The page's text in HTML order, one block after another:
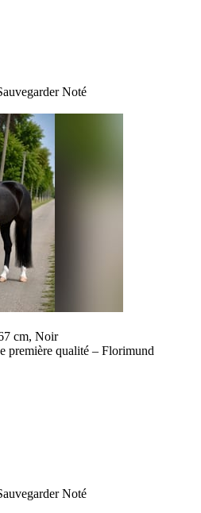
Noté
cm, Noir
première qualité – Florimund
Noté